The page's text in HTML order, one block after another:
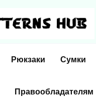
Рюкзаки Сумки
Правообладателям